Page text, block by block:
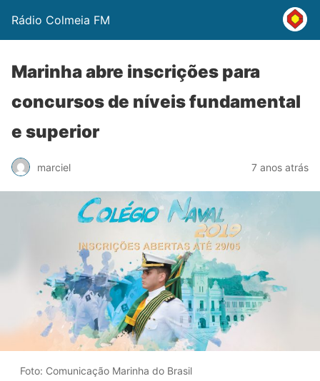
Rádio Colmeia FM
Marinha abre inscrições para
concursos de níveis fundamental
e superior
marciel 7 anos atrás
Foto: Comunicação Marinha do Brasil